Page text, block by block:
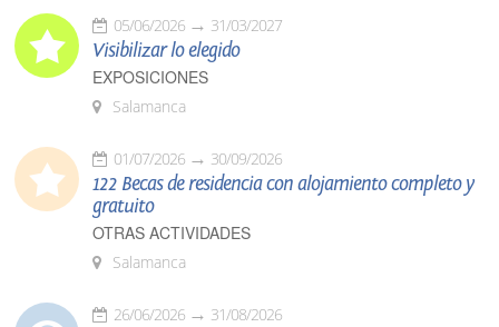
05/06/2026 31/03/2027
Visibilizar lo elegido
EXPOSICIONES
Salamanca
01/07/2026 30/09/2026
122 Becas de residencia con alojamiento completo y
gratuito
OTRAS ACTIVIDADES
Salamanca
26/06/2026 31/08/2026